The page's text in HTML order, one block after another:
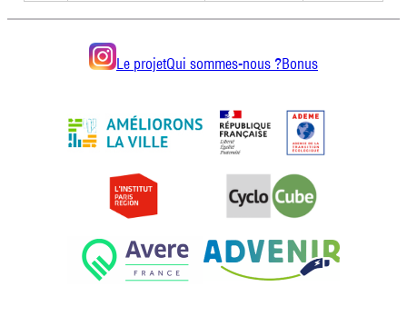
Le projetQui sommes-nous ?Bonus